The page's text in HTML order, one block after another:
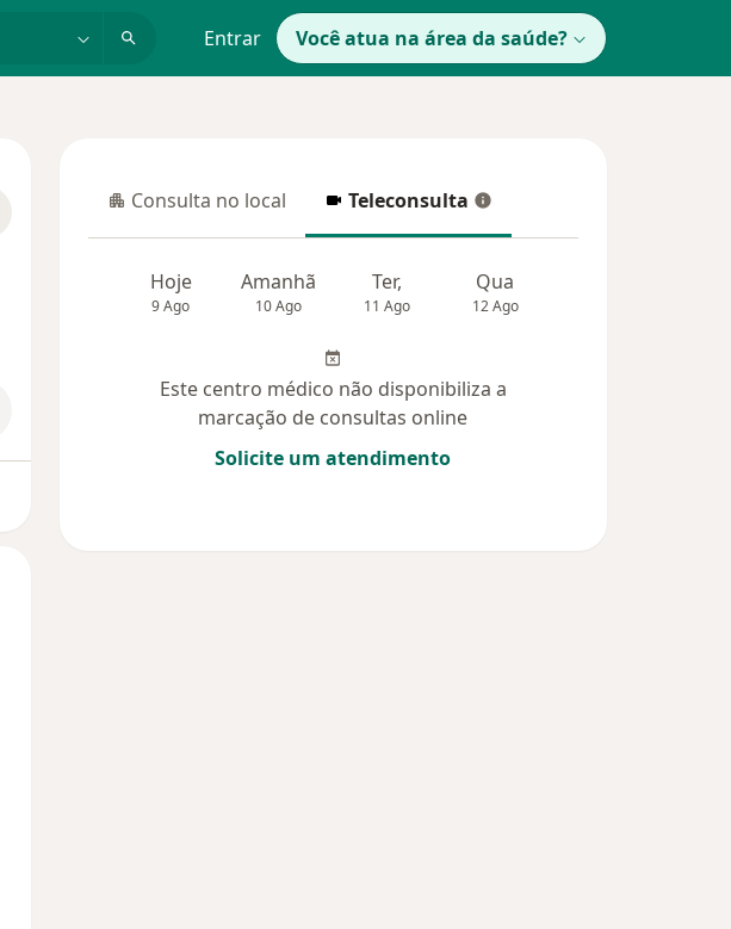
Entrar Você atua na área da saúde?
Consulta no local
Consulta no local Teleconsulta
Teleconsulta
Hoje
9 Ago
Amanhã
10 Ago
Ter,
11 Ago
Qua
12 Ago
Este centro médico não disponibiliza a
marcação de consultas online
Solicite um atendimento